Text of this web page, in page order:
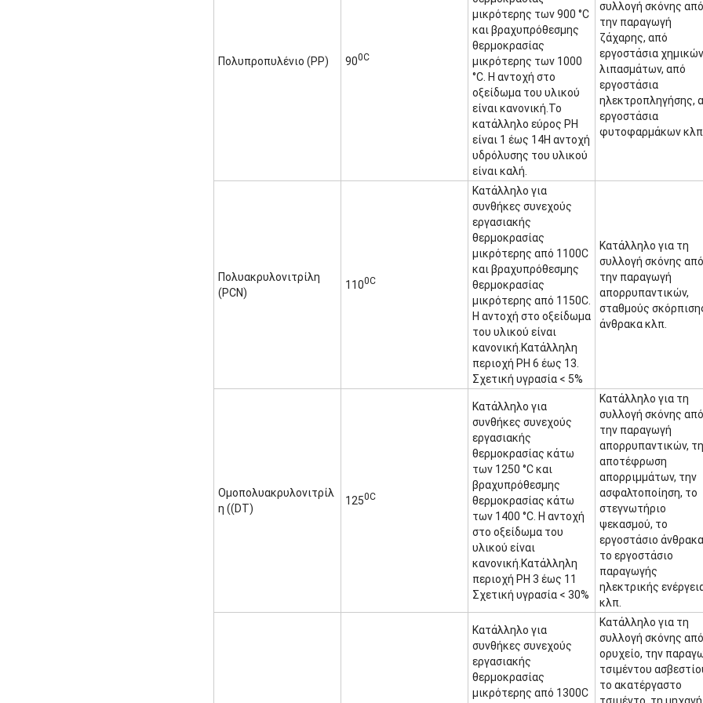
Πολυπροπυλένιο (PP) 900C
μικρότερης των 900 °C
και βραχυπρόθεσμης
θερμοκρασίας
μικρότερης των 1000
°C. Η αντοχή στο
οξείδωμα του υλικού
είναι κανονική.Το
κατάλληλο εύρος PH
είναι 1 έως 14Η αντοχή
υδρόλυσης του υλικού
είναι καλή.
συλλογή σκόνης από
την παραγωγή
ζάχαρης, από
εργοστάσια χημικών
λιπασμάτων, από
εργοστάσια
ηλεκτροπληγήσης,
εργοστάσια
φυτοφαρμάκων κλπ.
Πολυακρυλονιτρίλη
(PCN)
1100C
Κατάλληλο για
συνθήκες συνεχούς
εργασιακής
θερμοκρασίας
μικρότερης από 1100C
και βραχυπρόθεσμης
θερμοκρασίας
μικρότερης από 1150C.
Η αντοχή στο οξείδωμα
του υλικού είναι
κανονική.Κατάλληλη
περιοχή PH 6 έως 13.
Σχετική υγρασία < 5%
Κατάλληλο για τη
συλλογή σκόνης από
την παραγωγή
απορρυπαντικών,
σταθμούς
άνθρακα κλπ.
Ομοπολυακρυλονιτρίλ
η ((DT)
1250C
Κατάλληλο για
συνθήκες συνεχούς
εργασιακής
θερμοκρασίας κάτω
των 1250 °C και
βραχυπρόθεσμης
θερμοκρασίας κάτω
των 1400 °C. Η αντοχή
στο οξείδωμα του
υλικού είναι
κανονική.Κατάλληλη
περιοχή PH 3 έως 11
Σχετική υγρασία < 30%
Κατάλληλο για τη
συλλογή σκόνης από
την παραγωγή
απορρυπαντικών,
αποτέφρωση
απορριμμάτων, την
ασφαλτοποίηση, το
στεγνωτήριο
ψεκασμού, το
εργοστάσιο
το εργοστάσιο
παραγωγής
ηλεκτρικής
κλπ.
Κατάλληλο για
συνθήκες συνεχούς
εργασιακής
θερμοκρασίας
μικρότερης από 1300C
Κατάλληλο για τη
συλλογή σκόνης από
ορυχείο, την
τσιμέντου
το ακατέργαστο
τσιμέντο, τη μηχανή